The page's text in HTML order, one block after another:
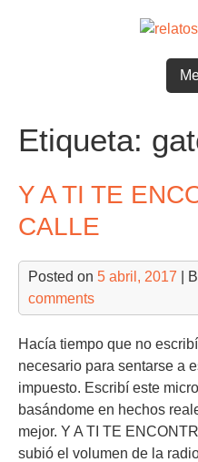
Etiqueta:
Y A TI TE
CALLE
Posted on 5 abril, 2017 |
comments
Hacía tiempo que no
necesario para sentarse a
impuesto. Escribí este
basándome en hechos
mejor. Y A TI TE
subió el volumen de la